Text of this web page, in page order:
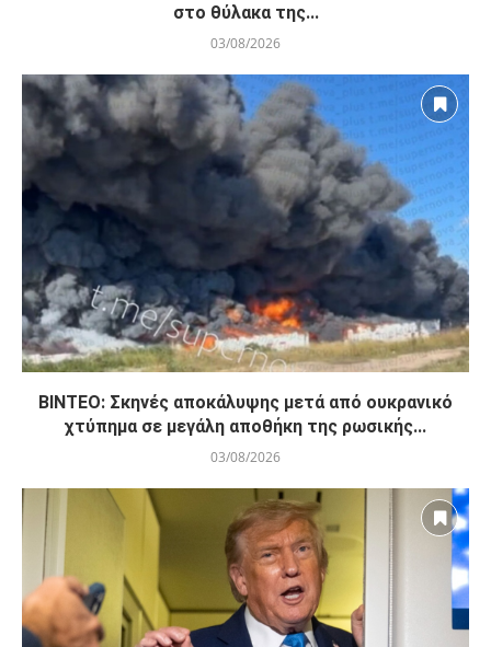
στο θύλακα της...
03/08/2026
ΒΙΝΤΕΟ: Σκηνές αποκάλυψης μετά από ουκρανικό
χτύπημα σε μεγάλη αποθήκη της ρωσικής...
03/08/2026